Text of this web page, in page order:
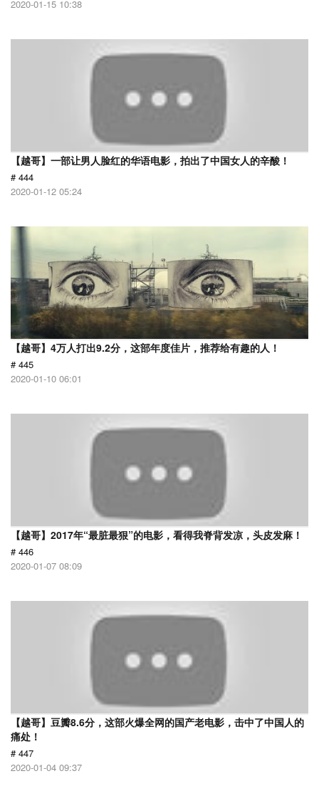
2020-01-15 10:38
【越哥】一部让男人脸红的华语电影，拍出了中国女人的辛酸！
# 444
2020-01-12 05:24
【越哥】4万人打出9.2分，这部年度佳片，推荐给有趣的人！
# 445
2020-01-10 06:01
【越哥】2017年“最脏最狠”的电影，看得我脊背发凉，头皮发麻！
# 446
2020-01-07 08:09
【越哥】豆瓣8.6分，这部火爆全网的国产老电影，击中了中国人的
痛处！
# 447
2020-01-04 09:37